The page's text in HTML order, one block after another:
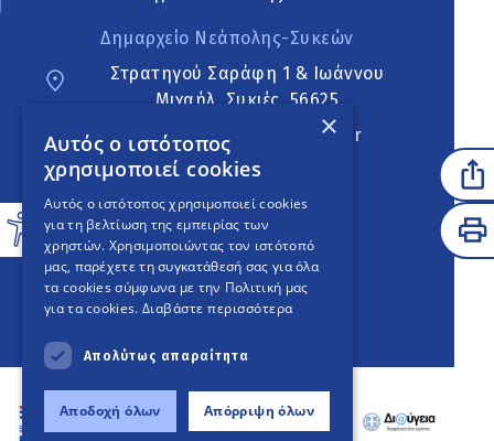
Δημαρχείο Νεάπολης-Συκεών
Στρατηγού Σαράφη 1 & Ιωάννου
Μιχαήλ, Συκιές, 56625
neapoli.sykies@ddt.gov.gr
Ακολουθήστε
English Version
An project
×
Αυτός ο ιστότοπος
χρησιμοποιεί cookies
Αυτός ο ιστότοπος χρησιμοποιεί cookies
για τη βελτίωση της εμπειρίας των
χρηστών. Χρησιμοποιώντας τον ιστότοπό
μας, παρέχετε τη συγκατάθεσή σας για όλα
τα cookies σύμφωνα με την Πολιτική μας
για τα cookies. Διαβάστε περισσότερα
Απολύτως απαραίτητα
Αποδοχή όλων Απόρριψη όλων